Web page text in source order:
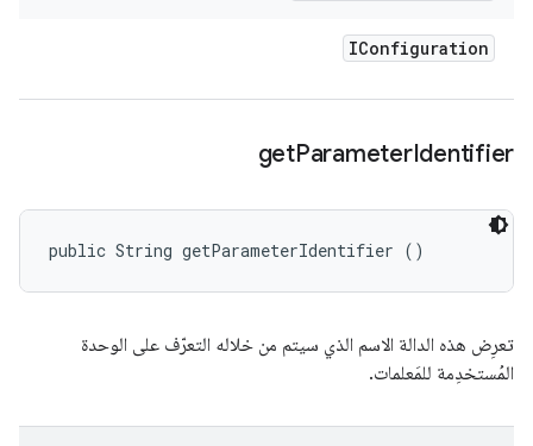
IConfiguration
getParameterIdentifier
public String getParameterIdentifier ()
تعرِض هذه الدالة الاسم الذي سيتم من خلاله التعرّف على الوحدة
المُستخدِمة للمَعلمات.